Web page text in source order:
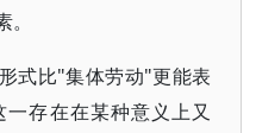
式比"集体劳动"更能表
存在在某种意义上又